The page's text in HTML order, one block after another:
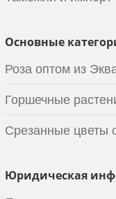
Основные
Роза оптом из
Горшечные
Срезанные цветы
Юридическая